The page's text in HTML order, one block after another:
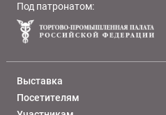
Под патронатом:
Выставка
Посетителям